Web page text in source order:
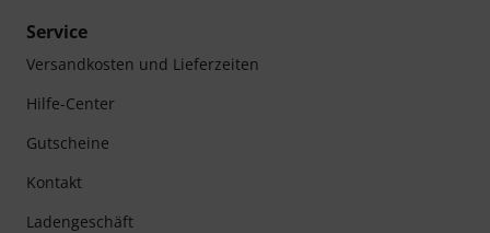
Service
Versandkosten und Lieferzeiten
Hilfe-Center
Gutscheine
Kontakt
Ladengeschäft